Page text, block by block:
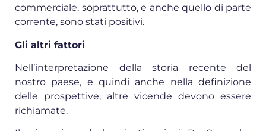
commerciale, soprattutto, e anche quello di parte
corrente, sono stati positivi.
Gli altri fattori
Nell’interpretazione della storia recente del
nostro paese, e quindi anche nella definizione
delle prospettive, altre vicende devono essere
richiamate.